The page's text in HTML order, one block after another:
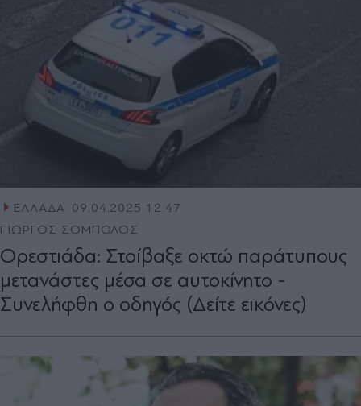
ΕΛΛΑΔΑ
09.04.2025 12:47
ΓΙΩΡΓΟΣ ΣΟΜΠΟΛΟΣ
Ορεστιάδα: Στοίβαξε οκτώ παράτυπους
μετανάστες μέσα σε αυτοκίνητο -
Συνελήφθη ο οδηγός (Δείτε εικόνες)